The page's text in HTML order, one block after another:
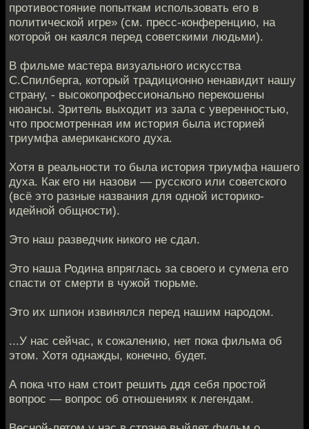
противостояние попыткам использовать его в
политической игре» (см. пресс-конференцию, на
которой он каялся перед советскими людьми).
В фильме мастера визуального искусства
С.Спилберга, который традиционно ненавидит нашу
страну, - высокопрофессионально перекошены
нюансы. Зритель выходит из зала с уверенностью,
что просмотренная им история была историей
триумфа американского духа.
Хотя в реальности то была история триумфа нашего
духа. Как его ни назови — русского или советского
(всё это разные названия для одной историко-
идейной общности).
Это наш разведчик никого не сдал.
Это наша Родина впряглась за своего и сумела его
спасти от смерти в чужой тюрьме.
Это их шпион извинялся перед нашим народом.
...У нас сейчас, к сожалению, нет пока фильма об
этом. Хотя однажды, конечно, будет.
А пока что нам стоит решить ддя себя простой
вопрос — вопрос об отношениях к легендам.